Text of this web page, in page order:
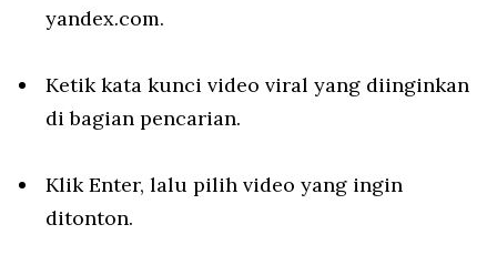
yandex.com.
Ketik kata kunci video viral yang diinginkan
di bagian pencarian.
Klik Enter, lalu pilih video yang ingin
ditonton.